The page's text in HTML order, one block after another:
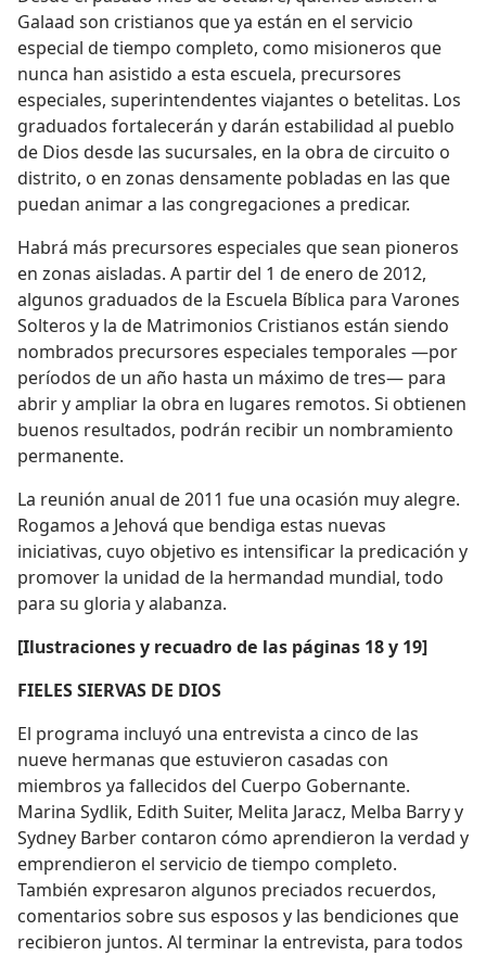
Galaad son cristianos que ya están en el servicio
especial de tiempo completo, como misioneros que
nunca han asistido a esta escuela, precursores
especiales, superintendentes viajantes o betelitas. Los
graduados fortalecerán y darán estabilidad al pueblo
de Dios desde las sucursales, en la obra de circuito o
distrito, o en zonas densamente pobladas en las que
puedan animar a las congregaciones a predicar.
Habrá más precursores especiales que sean pioneros
en zonas aisladas. A partir del 1 de enero de 2012,
algunos graduados de la Escuela Bíblica para Varones
Solteros y la de Matrimonios Cristianos están siendo
nombrados precursores especiales temporales —por
períodos de un año hasta un máximo de tres⁠— para
abrir y ampliar la obra en lugares remotos. Si obtienen
buenos resultados, podrán recibir un nombramiento
permanente.
La reunión anual de 2011 fue una ocasión muy alegre.
Rogamos a Jehová que bendiga estas nuevas
iniciativas, cuyo objetivo es intensificar la predicación y
promover la unidad de la hermandad mundial, todo
para su gloria y alabanza.
[Ilustraciones y recuadro de las páginas 18 y 19]
FIELES SIERVAS DE DIOS
El programa incluyó una entrevista a cinco de las
nueve hermanas que estuvieron casadas con
miembros ya fallecidos del Cuerpo Gobernante.
Marina Sydlik, Edith Suiter, Melita Jaracz, Melba Barry y
Sydney Barber contaron cómo aprendieron la verdad y
emprendieron el servicio de tiempo completo.
También expresaron algunos preciados recuerdos,
comentarios sobre sus esposos y las bendiciones que
recibieron juntos. Al terminar la entrevista, para todos